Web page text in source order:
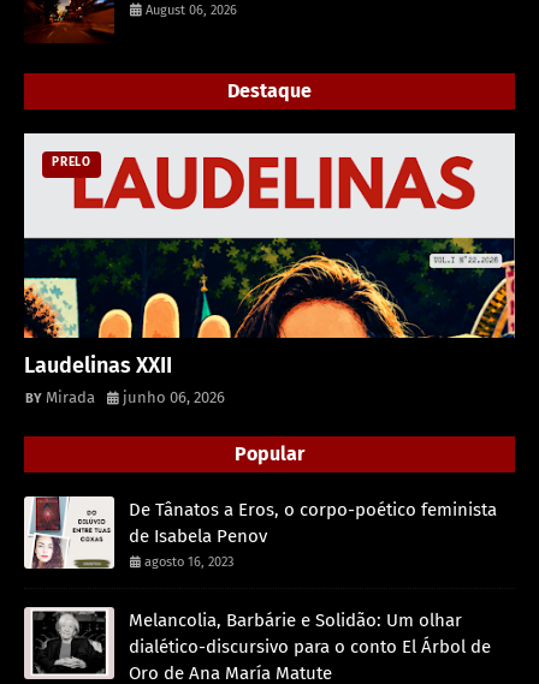
August 06, 2026
Destaque
PRELO
Laudelinas XXII
Mirada junho 06, 2026
Popular
De Tânatos a Eros, o corpo-poético feminista
de Isabela Penov
agosto 16, 2023
Melancolia, Barbárie e Solidão: Um olhar
dialético-discursivo para o conto El Árbol de
Oro de Ana María Matute